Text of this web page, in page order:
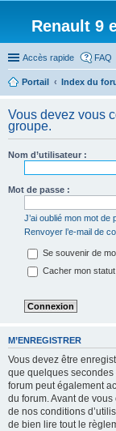
Renault 9
Accès rapide FAQ
Portail
Index du
Vous devez vous
groupe.
Nom d’utilisateur :
Mot de passe :
J’ai oublié mon mot de
Renvoyer l’e-mail de
Se souvenir de
Cacher mon
M’ENREGISTRER
Vous devez être
que quelques secondes
forum peut également
du forum. Avant de
de nos conditions
de bien lire tout le